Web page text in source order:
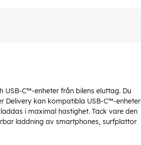
USB-C™-enheter från bilens eluttag. Du
Delivery kan kompatibla USB-C™-enheter
i maximal hastighet. Tack vare den
laddning av smartphones, surfplattor